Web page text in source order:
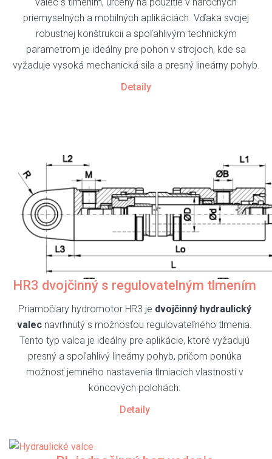
priemyselných a mobilných aplikáciách. Vďaka svojej
robustnej konštrukcii a spoľahlivým technickým
parametrom je ideálny pre pohon v strojoch, kde sa
vyžaduje vysoká mechanická sila a presný lineárny pohyb.
Detaily
HR3 dvojčinný s regulovatelným tlmením
Priamočiary hydromotor HR3 je dvojčinný hydraulický
valec navrhnutý s možnosťou regulovateľného tlmenia.
Tento typ valca je ideálny pre aplikácie, ktoré vyžadujú
presný a spoľahlivý lineárny pohyb, pričom ponúka
možnosť jemného nastavenia tlmiacich vlastností v
koncových polohách.
Detaily